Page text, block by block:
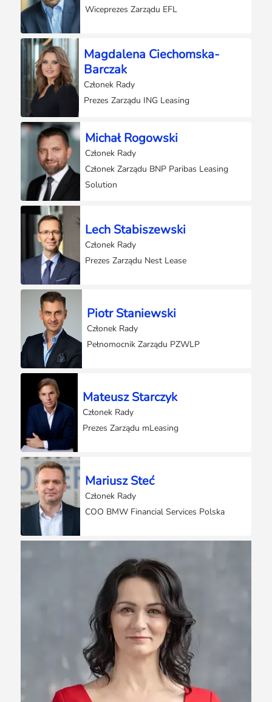
Wiceprezes Zarządu EFL
Magdalena Ciechomska-
Barczak
Członek Rady
Prezes Zarządu ING Leasing
Michał Rogowski
Członek Rady
Członek Zarządu BNP Paribas Leasing
Solution
Lech Stabiszewski
Członek Rady
Prezes Zarządu Nest Lease
Piotr Staniewski
Członek Rady
Pełnomocnik Zarządu PZWLP
Mateusz Starczyk
Członek Rady
Prezes Zarządu mLeasing
Mariusz Steć
Członek Rady
COO BMW Financial Services Polska